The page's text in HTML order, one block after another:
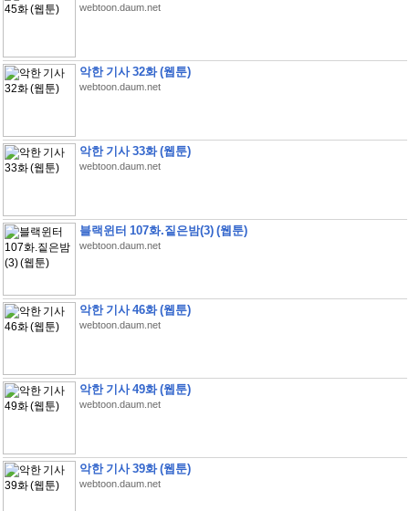
webtoon.daum.net
악한 기사 32화 (웹툰)
webtoon.daum.net
악한 기사 33화 (웹툰)
webtoon.daum.net
블랙윈터 107화.짙은밤(3) (웹툰)
webtoon.daum.net
악한 기사 46화 (웹툰)
webtoon.daum.net
악한 기사 49화 (웹툰)
webtoon.daum.net
악한 기사 39화 (웹툰)
webtoon.daum.net